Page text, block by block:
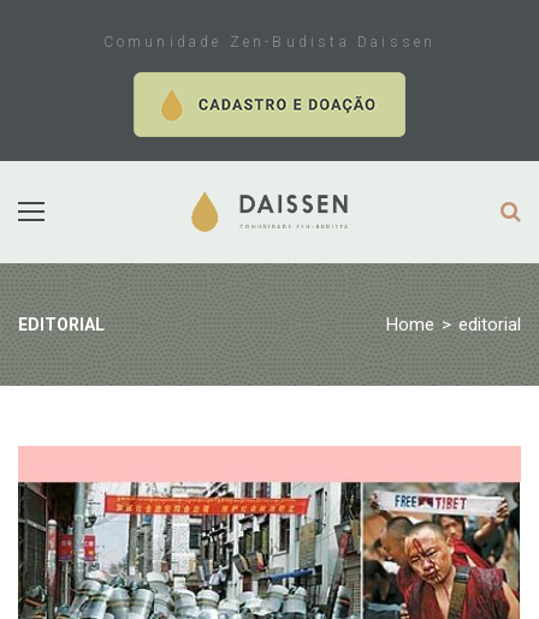
Comunidade Zen-Budista Daissen
EDITORIAL Home > editorial
Tag:
editorial